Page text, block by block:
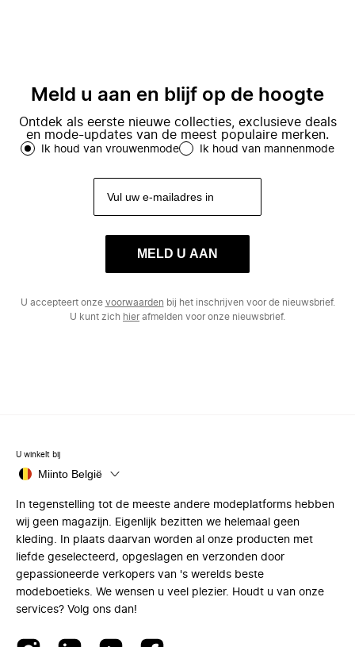
Meld u aan en blijf op de hoogte
Ontdek als eerste nieuwe collecties, exclusieve deals
en mode-updates van de meest populaire merken.
Ik houd van vrouwenmode Ik houd van mannenmode
MELD U AAN
U accepteert onze voorwaarden bij het inschrijven voor de nieuwsbrief.
U kunt zich hierafmelden voor onze nieuwsbrief.
U winkelt bij
Miinto België
In tegenstelling tot de meeste andere modeplatforms hebben
wij geen magazijn. Eigenlijk bezitten we helemaal geen
kleding. In plaats daarvan worden al onze producten met
liefde geselecteerd, opgeslagen en verzonden door
gepassioneerde verkopers van 's werelds beste
modeboetieks. We wensen u veel plezier. Houdt u van onze
services? Volg ons dan!